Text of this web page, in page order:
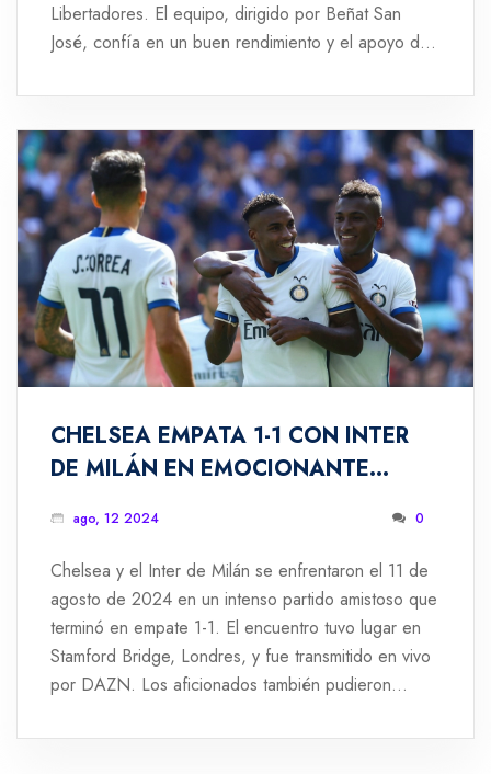
Libertadores. El equipo, dirigido por Beñat San
José, confía en un buen rendimiento y el apoyo de
también está determinado a obtener un buen
resultado.
CHELSEA EMPATA 1-1 CON INTER
DE MILÁN EN EMOCIONANTE
ago, 12 2024 0
Chelsea y el Inter de Milán se enfrentaron el 11 de
agosto de 2024 en un intenso partido amistoso que
terminó en empate 1-1. El encuentro tuvo lugar en
Stamford Bridge, Londres, y fue transmitido en vivo
por DAZN. Los aficionados también pudieron
inicial fue a las 9:00 AM hora peruana y 11:00 AM